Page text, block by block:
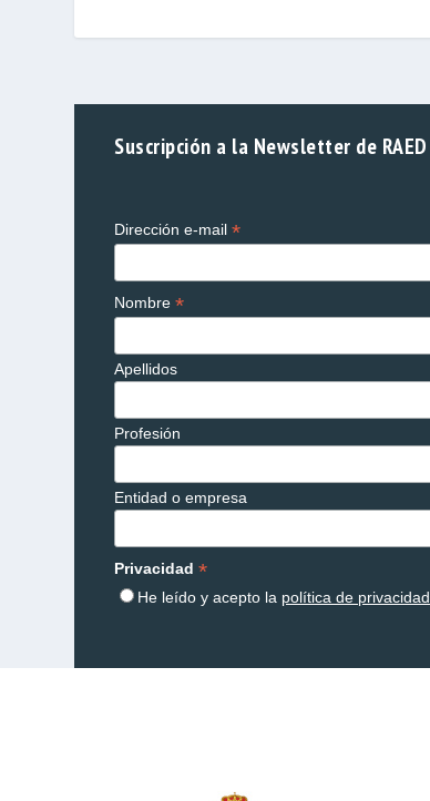
Suscripción a la Newsletter de RAED
Dirección e-mail*
Nombre*
Apellidos
Profesión
Entidad o empresa
Privacidad*
He leído y acepto la política de privacidad